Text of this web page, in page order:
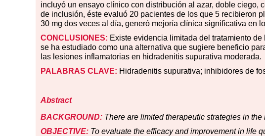
incluyó un ensayo clínico con distribución al azar, doble ciego,
de inclusión, éste evaluó 20 pacientes de los que 5 recibieron
30 mg dos veces al día, generó mejoría clínica significativa en
CONCLUSIONES: Existe evidencia limitada del tratamiento
se ha estudiado como una alternativa que sugiere beneficio
las lesiones inflamatorias en hidradenitis supurativa moderada.
PALABRAS CLAVE: Hidradenitis supurativa; inhibidores de
Abstract
BACKGROUND: There are limited therapeutic strategies in
OBJECTIVE: To evaluate the efficacy and improvement in life